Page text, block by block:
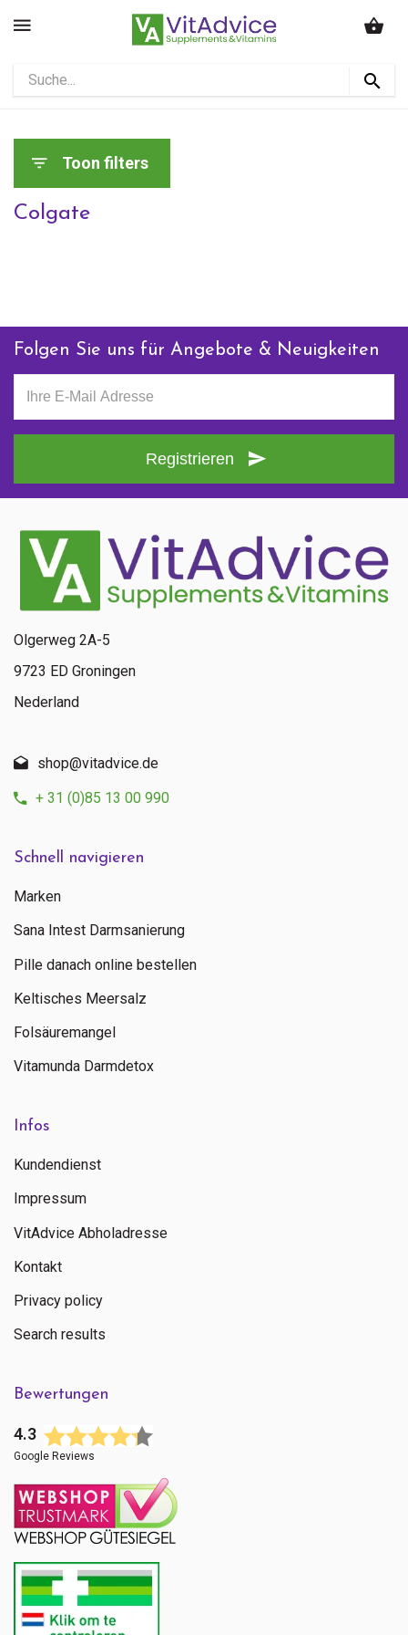
Toon filters
Colgate
Folgen Sie uns für Angebote & Neuigkeiten
Registrieren
Schnell navigieren
Marken
Sana Intest Darmsanierung
Pille danach online bestellen
Keltisches Meersalz
Folsäuremangel
Vitamunda Darmdetox
Infos
Kundendienst
Impressum
VitAdvice Abholadresse
Kontakt
Privacy policy
Search results
Bewertungen
4.3
Google Reviews
Olgerweg 2A-5
9723 ED Groningen
Nederland
shop@vitadvice.de
+ 31 (0)85 13 00 990